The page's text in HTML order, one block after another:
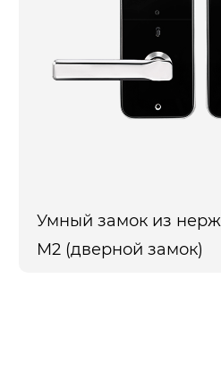
Умный замок из
M2 (дверной замок)